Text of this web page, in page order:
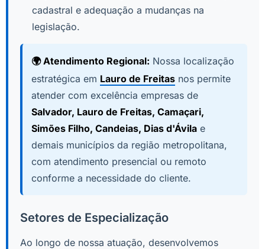
cadastral e adequação a mudanças na
legislação.
🌍 Atendimento Regional: Nossa localização
estratégica em Lauro de Freitas nos permite
atender com excelência empresas de
Salvador, Lauro de Freitas, Camaçari,
Simões Filho, Candeias, Dias d'Ávila e
demais municípios da região metropolitana,
com atendimento presencial ou remoto
conforme a necessidade do cliente.
Setores de Especialização
Ao longo de nossa atuação, desenvolvemos